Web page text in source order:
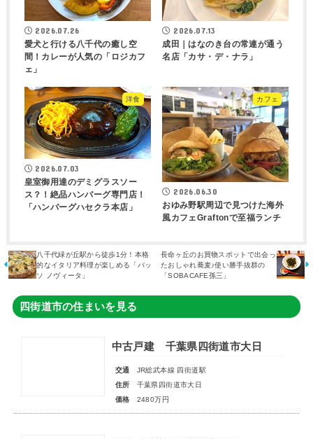
2026.07.26
愛犬と行ける八千代の癒し空
間！カレーが人気の「ロジカフ
ェ」
2026.07.13
成田｜はなのき台の常連が通う
名店「カサ・デ・ナラ」
洋食
2026.07.03
皇室御用達のデミグラスソー
ス？！絶品ハンバーグ専門店！
「ハンバーグハセクラ本店」
カフェ
2026.06.30
おゆみ野駅周辺で見つけた海外
風カフェGraftonで至福ランチ
八千代緑が丘駅から徒歩1分！本格
的なイタリア料理が楽しめる「パッ
ソ ノヴィータ」
長命ヶ丘のお買物スポットで出会っ
たおしゃれ蕎麦♪使い勝手抜群の
「SOBACAFE孫三」
四街道市の住まいを見る
中古戸建 千葉県四街道市大日
交通
JR総武本線 四街道駅
住所
千葉県四街道市大日
価格
2480万円